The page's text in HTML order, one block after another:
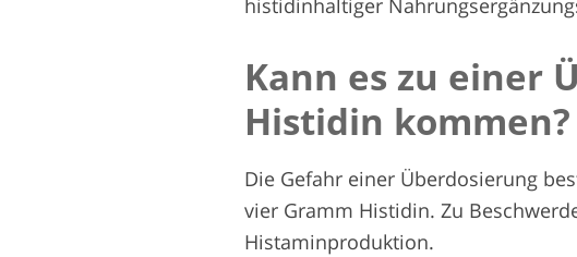
histidinhaltiger
Kann es zu einer
Histidin kommen?
Die Gefahr einer Überdosierung
vier Gramm Histidin. Zu
Histaminproduktion.